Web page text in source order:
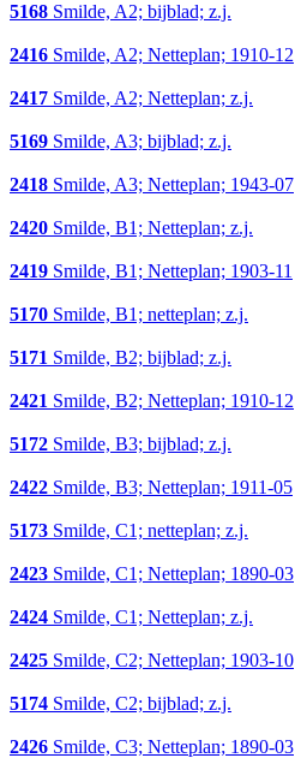
5168 Smilde, A2; bijblad; z.j.
2416 Smilde, A2; Netteplan; 1910-12
2417 Smilde, A2; Netteplan; z.j.
5169 Smilde, A3; bijblad; z.j.
2418 Smilde, A3; Netteplan; 1943-07
2420 Smilde, B1; Netteplan; z.j.
2419 Smilde, B1; Netteplan; 1903-11
5170 Smilde, B1; netteplan; z.j.
5171 Smilde, B2; bijblad; z.j.
2421 Smilde, B2; Netteplan; 1910-12
5172 Smilde, B3; bijblad; z.j.
2422 Smilde, B3; Netteplan; 1911-05
5173 Smilde, C1; netteplan; z.j.
2423 Smilde, C1; Netteplan; 1890-03
2424 Smilde, C1; Netteplan; z.j.
2425 Smilde, C2; Netteplan; 1903-10
5174 Smilde, C2; bijblad; z.j.
2426 Smilde, C3; Netteplan; 1890-03